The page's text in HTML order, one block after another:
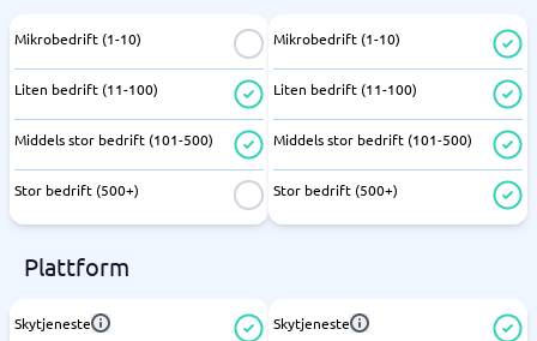
Mikrobedrift (1-10)
Liten bedrift (11-100)
Middels stor bedrift (101-500)
Stor bedrift (500+)
Mikrobedrift (1-10)
Liten bedrift (11-100)
Middels stor bedrift (101-500)
Stor bedrift (500+)
Plattform
Skytjeneste Skytjeneste